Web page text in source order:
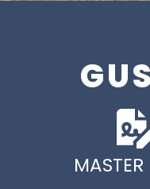
MASTER